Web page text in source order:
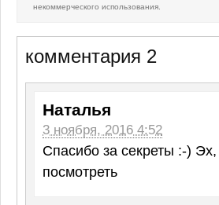
некоммерческого использования.
комментария 2
Наталья
3 ноября, 2016 4:52
Спасибо за секреты :-)
посмотреть